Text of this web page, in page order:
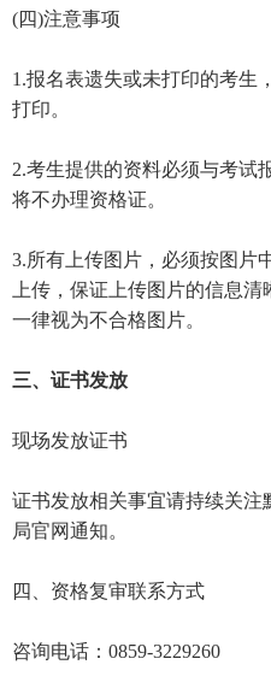
(四)注意事项
1.报名表遗失或未打印的考生
打印。
2.考生提供的资料必须与考试
将不办理资格证。
3.所有上传图片，必须按图片
上传，保证上传图片的信息
一律视为不合格图片。
三、证书发放
现场发放证书
证书发放相关事宜请持续关
局官网通知。
四、资格复审联系方式
咨询电话：0859-3229260